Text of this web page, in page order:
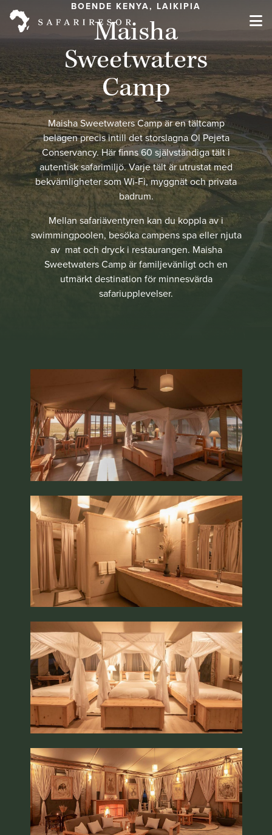
BOENDE KENYA, LAIKIPIA
Maisha
Sweetwaters
Camp
Maisha Sweetwaters Camp är en tältcamp
belägen precis intill det storslagna Ol Pejeta
Conservancy. Här finns 60 självständiga tält i
autentisk safarimiljö. Varje tält är utrustat med
bekvämligheter som Wi-Fi, myggnät och privata
badrum.
Mellan safariäventyren kan du koppla av i
swimmingpoolen, besöka campens spa eller njuta
av mat och dryck i restaurangen. Maisha
Sweetwaters Camp är familjevänligt och en
utmärkt destination för minnesvärda
safariupplevelser.